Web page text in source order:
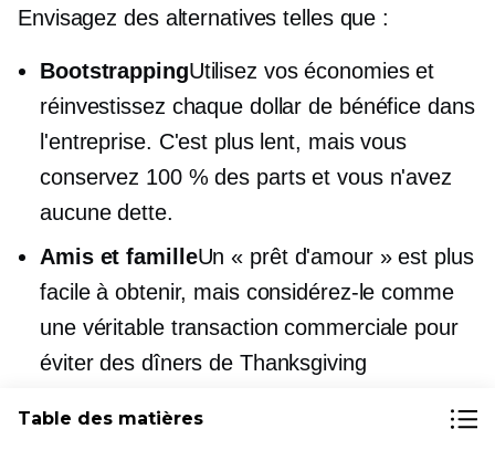
Envisagez des alternatives telles que :
BootstrappingUtilisez vos économies et
réinvestissez chaque dollar de bénéfice dans
l'entreprise. C'est plus lent, mais vous
conservez 100 % des parts et vous n'avez
aucune dette.
Amis et familleUn « prêt d'amour » est plus
facile à obtenir, mais considérez-le comme
une véritable transaction commerciale pour
éviter des dîners de Thanksgiving
Table des matières